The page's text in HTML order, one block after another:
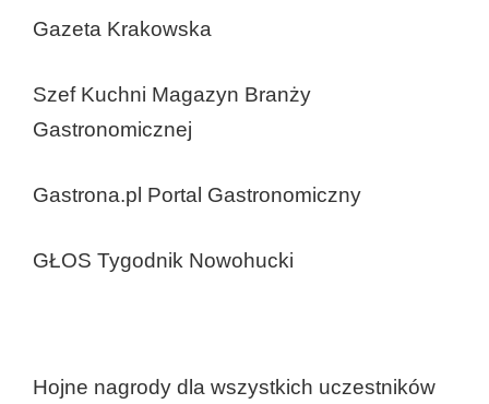
Gazeta Krakowska
Szef Kuchni Magazyn Branży
Gastronomicznej
Gastrona.pl Portal Gastronomiczny
GŁOS Tygodnik Nowohucki
Hojne nagrody dla wszystkich uczestników